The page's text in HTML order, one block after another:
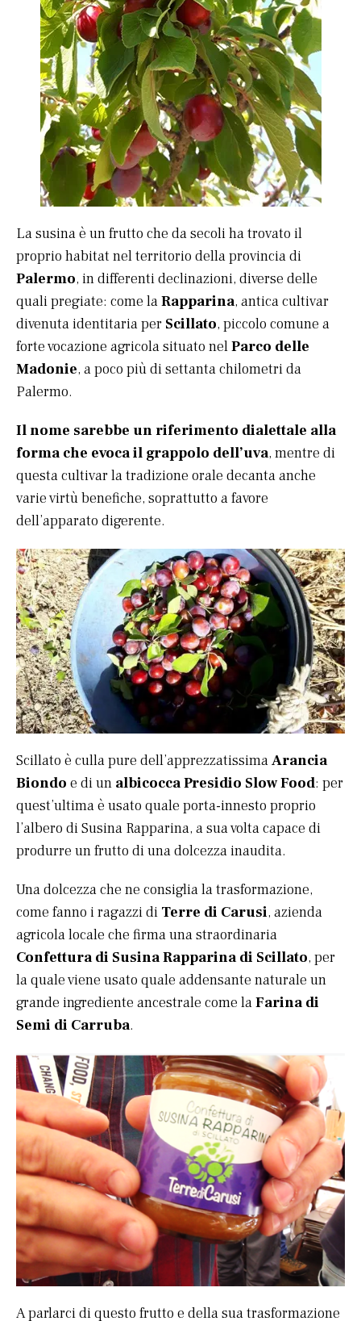
La susina è un frutto che da secoli ha trovato il
proprio habitat nel territorio della provincia di
Palermo, in differenti declinazioni, diverse delle
quali pregiate: come laRapparina, antica cultivar
divenuta identitaria per Scillato, piccolo comune a
forte vocazione agricola situato nelParco delle
Madonie, a poco più di settanta chilometri da
Palermo.
Il nome sarebbe un riferimento dialettale alla
forma che evoca il grappolo dell’uva, mentre di
questa cultivar la tradizione orale decanta anche
varie virtù benefiche, soprattutto a favore
dell’apparato digerente.
Scillato è culla pure dell’apprezzatissimaArancia
Biondo e di un albicocca Presidio Slow Food: per
quest’ultima è usato quale porta-innesto proprio
l’albero di Susina Rapparina, a sua volta capace di
produrre un frutto di una dolcezza inaudita.
Una dolcezza che ne consiglia la trasformazione,
come fanno i ragazzi di Terre di Carusi, azienda
agricola locale che firma una straordinaria
Confettura di Susina Rapparina di Scillato, per
la quale viene usato quale addensante naturale un
grande ingrediente ancestrale come laFarina di
Semi di Carruba.
A parlarci di questo frutto e della sua trasformazione